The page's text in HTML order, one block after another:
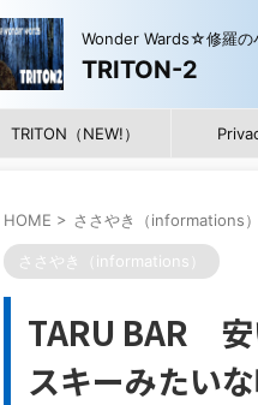
Wonder Wards☆修羅の
TRITON-2
TRITON（NEW!）
HOME > ささやき（informations）
ささやき（informations）
TARU BAR 安
スキーみたい